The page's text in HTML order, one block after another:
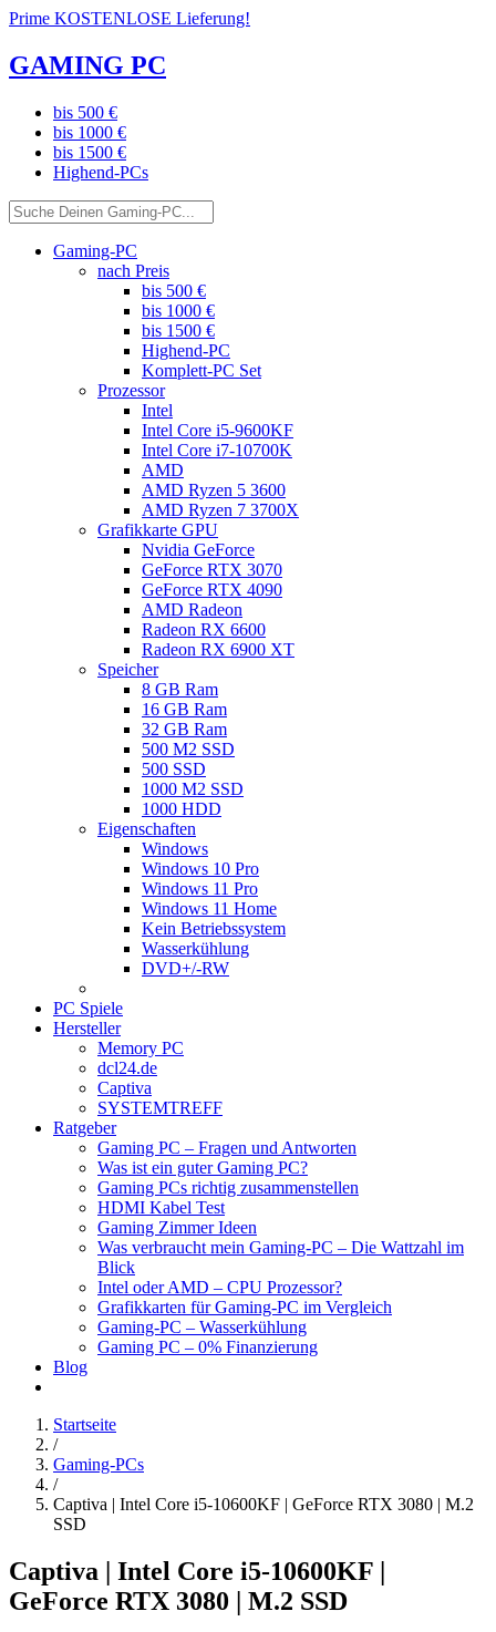
Prime KOSTENLOSE Lieferung!
GAMING PC
bis 500 €
bis 1000 €
bis 1500 €
Highend-PCs
Gaming-PC
nach Preis
bis 500 €
bis 1000 €
bis 1500 €
Highend-PC
Komplett-PC Set
Prozessor
Intel
Intel Core i5-9600KF
Intel Core i7-10700K
AMD
AMD Ryzen 5 3600
AMD Ryzen 7 3700X
Grafikkarte GPU
Nvidia GeForce
GeForce RTX 3070
GeForce RTX 4090
AMD Radeon
Radeon RX 6600
Radeon RX 6900 XT
Speicher
8 GB Ram
16 GB Ram
32 GB Ram
500 M2 SSD
500 SSD
1000 M2 SSD
1000 HDD
Eigenschaften
Windows
Windows 10 Pro
Windows 11 Pro
Windows 11 Home
Kein Betriebssystem
Wasserkühlung
DVD+/-RW
PC Spiele
Hersteller
Memory PC
dcl24.de
Captiva
SYSTEMTREFF
Ratgeber
Gaming PC – Fragen und Antworten
Was ist ein guter Gaming PC?
Gaming PCs richtig zusammenstellen
HDMI Kabel Test
Gaming Zimmer Ideen
Was verbraucht mein Gaming-PC – Die Wattzahl im
Blick
Intel oder AMD – CPU Prozessor?
Grafikkarten für Gaming-PC im Vergleich
Gaming-PC – Wasserkühlung
Gaming PC – 0% Finanzierung
Blog
Startseite
/
Gaming-PCs
/
Captiva | Intel Core i5-10600KF | GeForce RTX 3080 | M.2
SSD
Captiva | Intel Core i5-10600KF |
GeForce RTX 3080 | M.2 SSD